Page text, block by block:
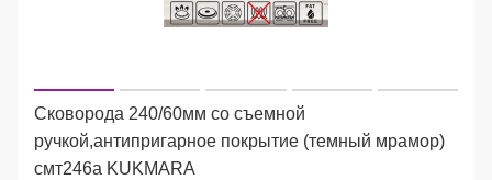
Сковорода 240/60мм со съемной
ручкой,антипригарное покрытие (темный мрамор)
смт246а KUKMARA